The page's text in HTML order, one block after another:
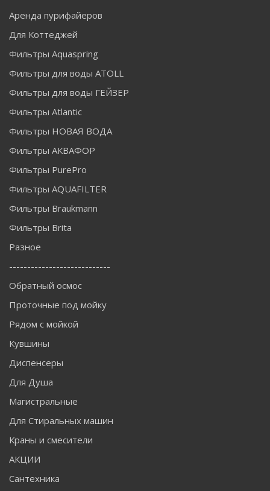
Аренда пурифайеров
Для Коттеджей
Фильтры Aquaspring
Фильтры для воды ATOLL
Фильтры для воды ГЕЙЗЕР
Фильтры Atlantic
Фильтры НОВАЯ ВОДА
Фильтры АКВАФОР
Фильтры PurePro
Фильтры AQUAFILTER
Фильтры Braukmann
Фильтры Brita
Разное
----------------------------
Обратный осмос
Проточные под мойку
Рядом с мойкой
Кувшины
Диспенсеры
Для Душа
Магистральные
Для Стиральных машин
Краны и смесители
АКЦИИ
Сантехника